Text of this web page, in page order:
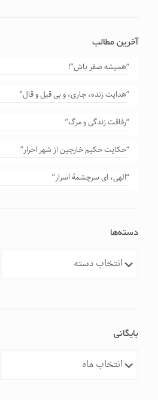
آخرین مطالب
“همیشه صفر باش”!
“هدایت زنده، جاری، و بی قیل و قال”
“رفاقت زندگی و مرگ”
“حکایت حکیم خارچین از شهر احرار”
“الهی، ای سرچشمهٔ اسرار”
دسته‌ها
بایگانی